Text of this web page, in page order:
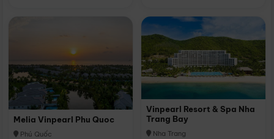
Melia Vinpearl Phu Quoc
Phú Quốc
Vinpearl Resort & Spa Nha
Trang Bay
Nha Trang